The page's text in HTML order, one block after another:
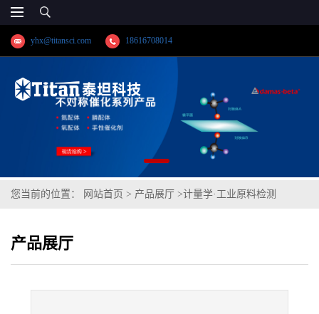
yhx@titansci.com 18616708014
您当前的位置： 网站首页 > 产品展厅 >计量学·工业原料检测
产品展厅